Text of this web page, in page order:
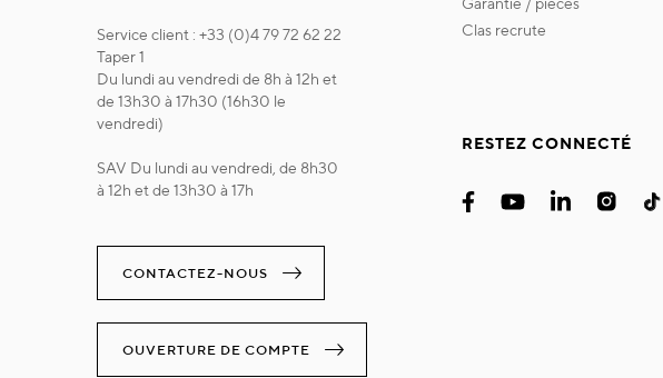
Service client : +33 (0)4 79 72 62 22
Taper 1
Du lundi au vendredi de 8h à 12h et
de 13h30 à 17h30 (16h30 le
vendredi)
SAV Du lundi au vendredi, de 8h30
à 12h et de 13h30 à 17h
CONTACTEZ-NOUS
OUVERTURE DE COMPTE
garantie / pièces
clas recrute
RESTEZ CONNECTÉ